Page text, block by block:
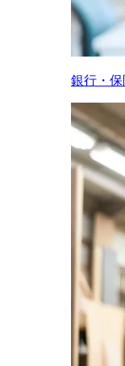
銀行・